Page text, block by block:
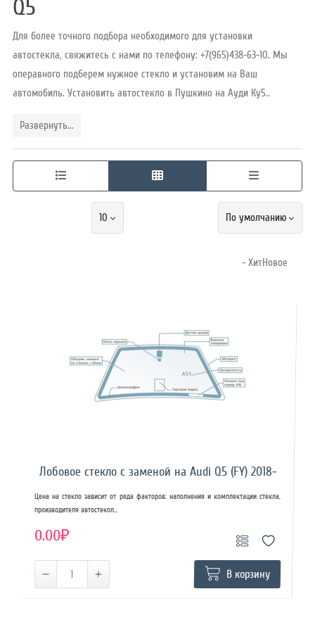
Режим
Q5
Для более точного подбора необходимого для установки
автостекла, свяжитесь с нами по телефону: +7(965)438-63-10. Мы
операвного подберем нужное стекло и установим на Ваш
автомобиль. Установить автостекло в Пушкино на Ауди Ку5..
Развернуть...
10 По умолчанию
- ХитНовое
Лобовое стекло с заменой на Audi Q5 (FY) 2018-
Цена на стекло зависит от ряда факторов: наполнения и комплектации стекла,
производителя автостекол...
0.00₽
В корзину